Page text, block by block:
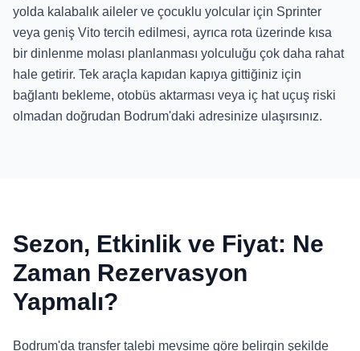
yolda kalabalık aileler ve çocuklu yolcular için Sprinter
veya geniş Vito tercih edilmesi, ayrıca rota üzerinde kısa
bir dinlenme molası planlanması yolculuğu çok daha rahat
hale getirir. Tek araçla kapıdan kapıya gittiğiniz için
bağlantı bekleme, otobüs aktarması veya iç hat uçuş riski
olmadan doğrudan Bodrum'daki adresinize ulaşırsınız.
Sezon, Etkinlik ve Fiyat: Ne
Zaman Rezervasyon
Yapmalı?
Bodrum'da transfer talebi mevsime göre belirgin şekilde